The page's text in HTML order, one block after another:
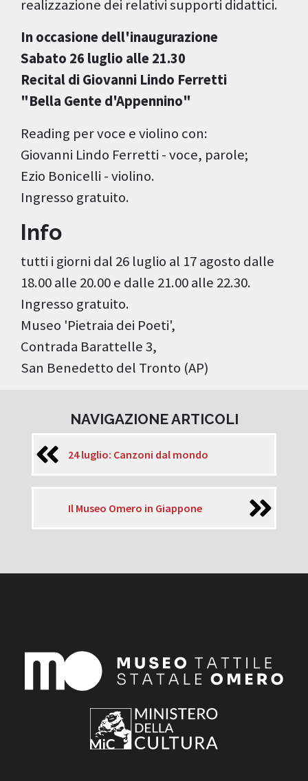
realizzazione dei relativi supporti didattici.
In occasione dell'inaugurazione
Sabato 26 luglio alle 21.30
Recital di Giovanni Lindo Ferretti
"Bella Gente d'Appennino"
Reading per voce e violino con:
Giovanni Lindo Ferretti - voce, parole;
Ezio Bonicelli - violino.
Ingresso gratuito.
Info
tutti i giorni dal 26 luglio al 17 agosto dalle
18.00 alle 20.00 e dalle 21.00 alle 22.30.
Ingresso gratuito.
Museo 'Pietraia dei Poeti',
Contrada Barattelle 3,
San Benedetto del Tronto (AP)
NAVIGAZIONE ARTICOLI
24 luglio: Canzoni dal mondo
Il Museo Omero in Giappone